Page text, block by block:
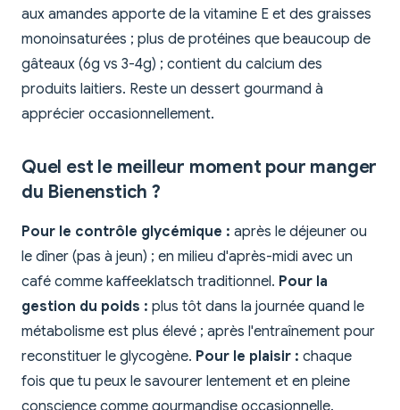
aux amandes apporte de la vitamine E et des graisses
monoinsaturées ; plus de protéines que beaucoup de
gâteaux (6g vs 3-4g) ; contient du calcium des
produits laitiers. Reste un dessert gourmand à
apprécier occasionnellement.
Quel est le meilleur moment pour manger
du Bienenstich ?
Pour le contrôle glycémique : après le déjeuner ou
le dîner (pas à jeun) ; en milieu d'après-midi avec un
café comme kaffeeklatsch traditionnel. Pour la
gestion du poids : plus tôt dans la journée quand le
métabolisme est plus élevé ; après l'entraînement pour
reconstituer le glycogène. Pour le plaisir : chaque
fois que tu peux le savourer lentement et en pleine